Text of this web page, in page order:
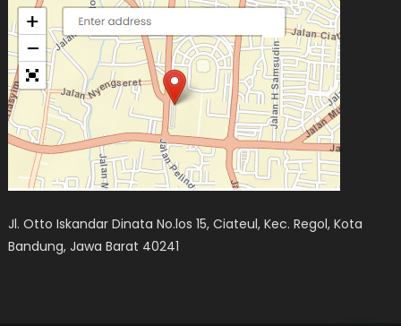
Jl. Otto Iskandar Dinata No.los 15, Ciateul, Kec. Regol, Kota
Bandung, Jawa Barat 40241